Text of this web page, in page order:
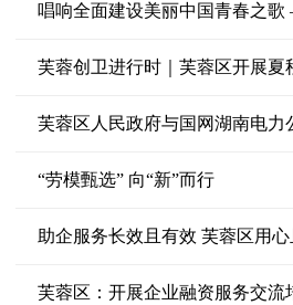
唱响全面建设美丽中国青春之
芙蓉创卫进行时｜芙蓉区开展夏
芙蓉区人民政府与国网湖南电
“劳模甄选” 向“新”而行
助企服务长效且有效 芙蓉区用
芙蓉区：开展企业融资服务交流